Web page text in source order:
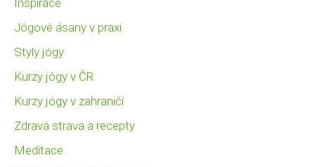
Inspirace
Jógové ásany v praxi
Styly jógy
Kurzy jógy v ČR
Kurzy jógy v zahraničí
Zdravá strava a recepty
Meditace